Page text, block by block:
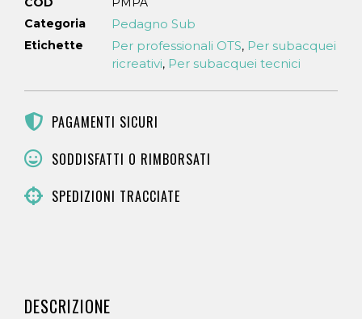
Categoria
Pedagno Sub
Etichette Per professionali OTS, Per subacquei
ricreativi, Per subacquei tecnici
PAGAMENTI SICURI
SODDISFATTI O RIMBORSATI
SPEDIZIONI TRACCIATE
DESCRIZIONE